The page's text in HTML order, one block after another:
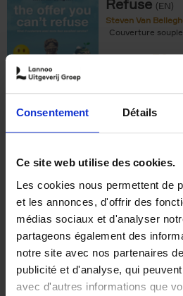
Consentement Détails
Ce site web utilise des cookies.
Les cookies nous permettent de
et les annonces, d'offrir des
médias sociaux et d'analyser
partageons également des
notre site avec nos partenaires
publicité et d'analyse, qui
avec d'autres informations que
Refuse (EN)
Steven Van
Couverture souple
€37,50
Building
Business
Jochen Roef
Couverture souple
€29,99